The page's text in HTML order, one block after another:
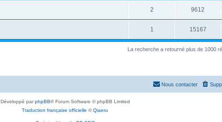
2 9612
1 15167
La recherche a retourné plus de 1000
Nous contacter
Développé parphpBB® Forum Software © phpBB Limited
Traduction française officielle ©Qiaeru